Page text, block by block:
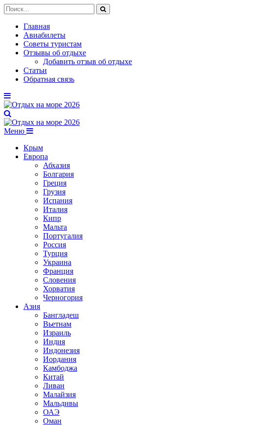
Главная
Авиабилеты
Советы туристам
Отзывы об отдыхе
Добавить отзыв об отдыхе
Статьи
Обратная связь
Меню
Крым
Европа
Абхазия
Болгария
Греция
Грузия
Испания
Италия
Кипр
Мальта
Португалия
Россия
Турция
Украина
Франция
Словения
Хорватия
Черногория
Азия
Бангладеш
Вьетнам
Израиль
Индия
Индонезия
Иордания
Камбоджа
Китай
Ливан
Малайзия
Мальдивы
ОАЭ
Оман